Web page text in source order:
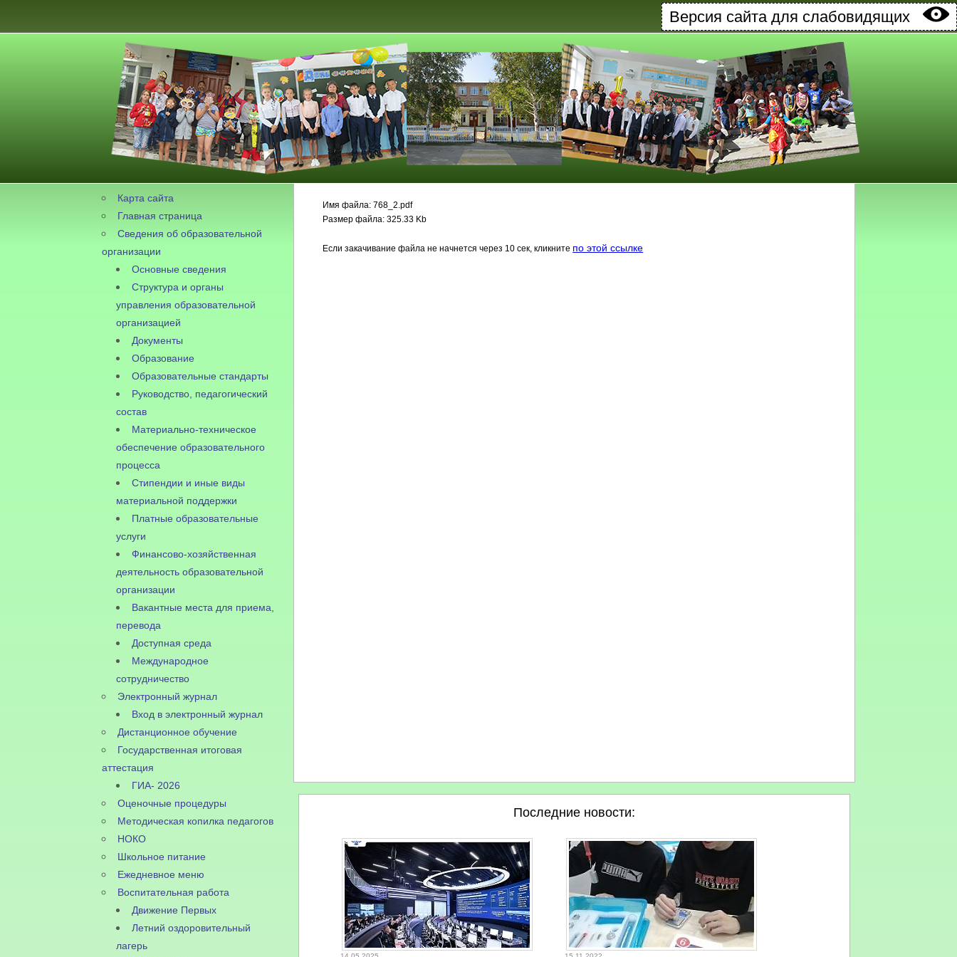
Версия сайта для слабовидящих
Карта сайта
Главная страница
Сведения об образовательной
организации
Основные сведения
Структура и органы
управления образовательной
организацией
Документы
Образование
Образовательные стандарты
Руководство, педагогический
состав
Материально-техническое
обеспечение образовательного
процесса
Стипендии и иные виды
материальной поддержки
Платные образовательные
услуги
Финансово-хозяйственная
деятельность образовательной
организации
Вакантные места для приема,
перевода
Доступная среда
Международное
сотрудничество
Электронный журнал
Вход в электронный журнал
Дистанционное обучение
Государственная итоговая
аттестация
ГИА- 2026
Оценочные процедуры
Методическая копилка педагогов
НОКО
Школьное питание
Ежедневное меню
Воспитательная работа
Движение Первых
Летний оздоровительный
лагерь
Имя файла: 768_2.pdf
Размер файла: 325.33 Kb
Если закачивание файла не начнется через 10 сек, кликните по этой ссылке
Последние новости: